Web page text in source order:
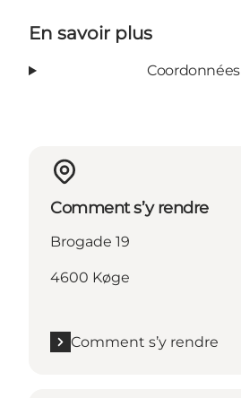
En savoir plus
Coordonnées
Comment s’y rendre
Brogade 19
4600 Køge
Comment s’y rendre